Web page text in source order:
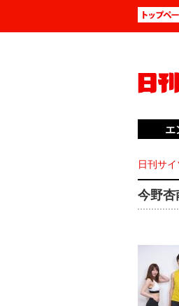
日刊サ
今野杏
エ